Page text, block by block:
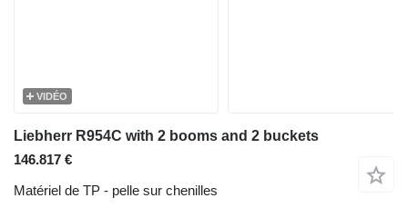
VIDÉO
Liebherr R954C with 2 booms and 2 buckets
146.817 €
Matériel de TP - pelle sur chenilles